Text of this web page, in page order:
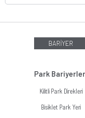
BARİYER
Park
Kilitli Park Direkleri
Bisiklet Park Yeri